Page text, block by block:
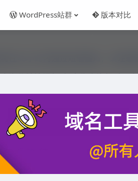
WordPress站群 版本对比